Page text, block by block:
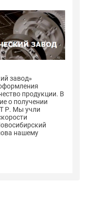
завод»
продукции. В
о получении
Р. Мы учли
нашему